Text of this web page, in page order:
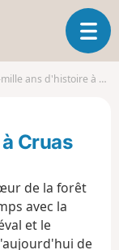
O
u
v
g
ans d'histoire à Cruas
Cruas
de la forêt
avec la
et le
de